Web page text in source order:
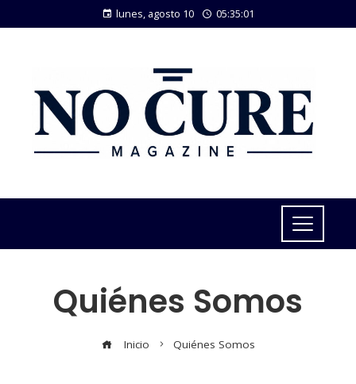
lunes, agosto 10 05:35:01
Quiénes Somos
Inicio Quiénes Somos